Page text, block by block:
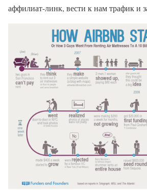
аффилиат-линк, вести к нам трафик и